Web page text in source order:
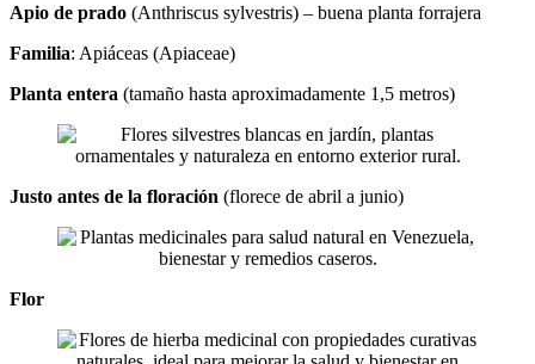
Apio de prado (Anthriscus sylvestris) – buena planta forrajera
Familia: Apiáceas (Apiaceae)
Planta entera (tamaño hasta aproximadamente 1,5 metros)
Justo antes de la floración (florece de abril a junio)
Flor